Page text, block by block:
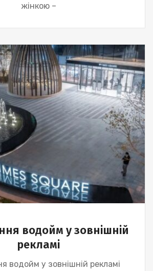
жінкою –
водойм у зовнішній
рекламі
водойм у зовнішній рекламі